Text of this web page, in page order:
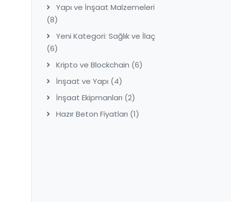
Yapı ve İnşaat Malzemeleri
(8)
Yeni Kategori: Sağlık ve İlaç
(6)
Kripto ve Blockchain (6)
İnşaat ve Yapı (4)
İnşaat Ekipmanları (2)
Hazır Beton Fiyatları (1)